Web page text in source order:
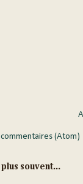
(Atom)
souvent...